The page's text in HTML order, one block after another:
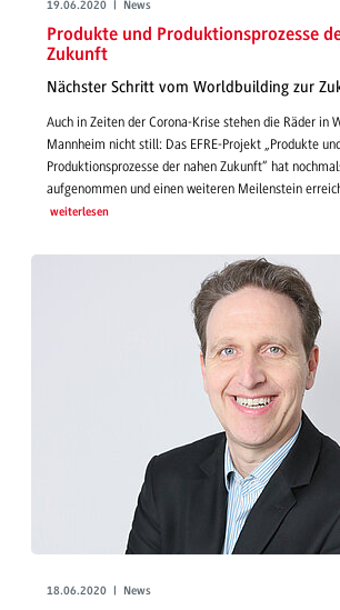
19.06.2020 | News
Produkte und Produktionsprozesse
Zukunft
Nächster Schritt vom Worldbuilding zur
Auch in Zeiten der Corona-Krise stehen die Räder in
Mannheim nicht still: Das EFRE-Projekt „Produkte und
Produktionsprozesse der nahen Zukunft“ hat
aufgenommen und einen weiteren Meilenstein
weiterlesen
18.06.2020 | News